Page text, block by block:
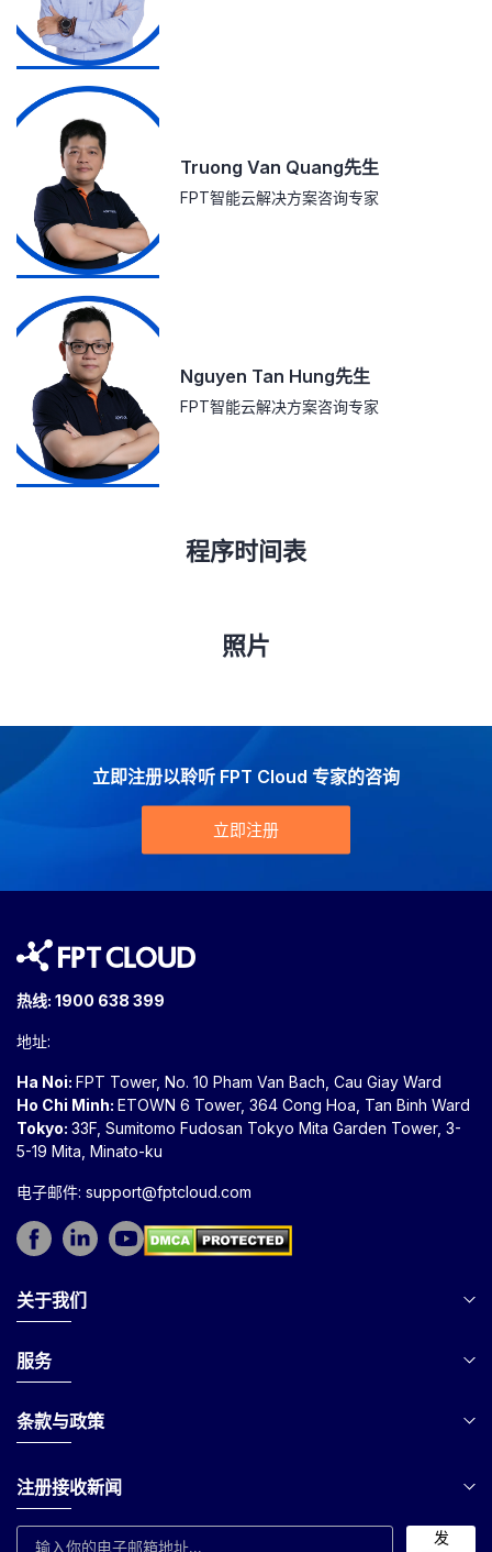
Truong Van Quang先生
FPT智能云解决方案咨询专家
Nguyen Tan Hung先生
FPT智能云解决方案咨询专家
程序时间表
照片
立即注册以聆听 FPT Cloud 专家的咨询
立即注册
热线: 1900 638 399
地址:
Ha Noi: FPT Tower, No. 10 Pham Van Bach, Cau Giay Ward
Ho Chi Minh: ETOWN 6 Tower, 364 Cong Hoa, Tan Binh Ward
Tokyo: 33F, Sumitomo Fudosan Tokyo Mita Garden Tower, 3-
5-19 Mita, Minato-ku
电子邮件: support@fptcloud.com
关于我们
服务
条款与政策
注册接收新闻
发